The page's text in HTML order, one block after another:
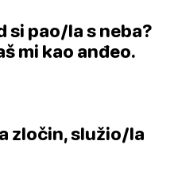
si pao/la s neba?
mi kao anđeo.
zločin, služio/la